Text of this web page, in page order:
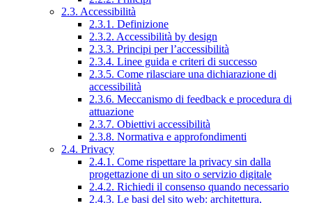
2.3. Accessibilità
2.3.1. Definizione
2.3.2. Accessibilità by design
2.3.3. Principi per l’accessibilità
2.3.4. Linee guida e criteri di successo
2.3.5. Come rilasciare una dichiarazione di
accessibilità
2.3.6. Meccanismo di feedback e procedura di
attuazione
2.3.7. Obiettivi accessibilità
2.3.8. Normativa e approfondimenti
2.4. Privacy
2.4.1. Come rispettare la privacy sin dalla
progettazione di un sito o servizio digitale
2.4.2. Richiedi il consenso quando necessario
2.4.3. Le basi del sito web: architettura,